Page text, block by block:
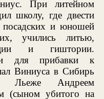
При литейном
школу, где двести
посадских и юношей
учились литью,
и гиштории.
для прибавки к
Виниуса в Сибирь
Андреем
(сыном убитого на